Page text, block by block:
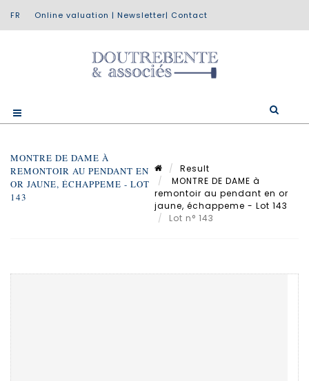
Online valuation | Newsletter| Contact
MONTRE DE DAME À
REMONTOIR AU PENDANT EN
OR JAUNE, ÉCHAPPEME - LOT
143
Result
MONTRE DE DAME à
remontoir au pendant en or
jaune, échappeme - Lot 143
Lot n° 143